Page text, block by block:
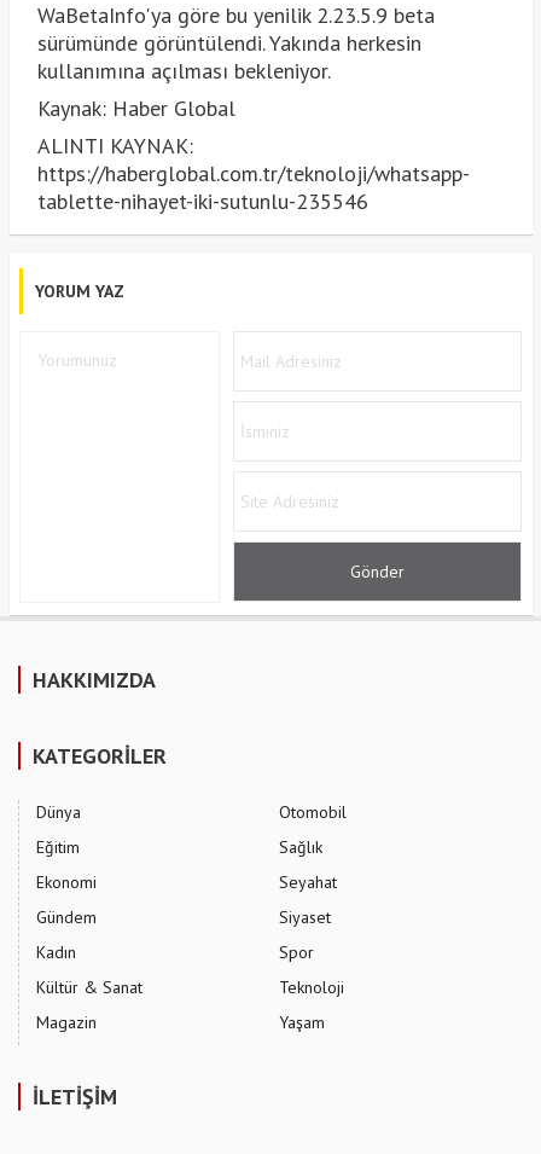
WaBetaInfo'ya göre bu yenilik 2.23.5.9 beta
sürümünde görüntülendi. Yakında herkesin
kullanımına açılması bekleniyor.
Kaynak: Haber Global
ALINTI KAYNAK:
https://haberglobal.com.tr/teknoloji/whatsapp-
tablette-nihayet-iki-sutunlu-235546
YORUM YAZ
HAKKIMIZDA
KATEGORİLER
Dünya
Eğitim
Ekonomi
Gündem
Kadın
Kültür & Sanat
Magazin
Otomobil
Sağlık
Seyahat
Siyaset
Spor
Teknoloji
Yaşam
İLETİŞİM